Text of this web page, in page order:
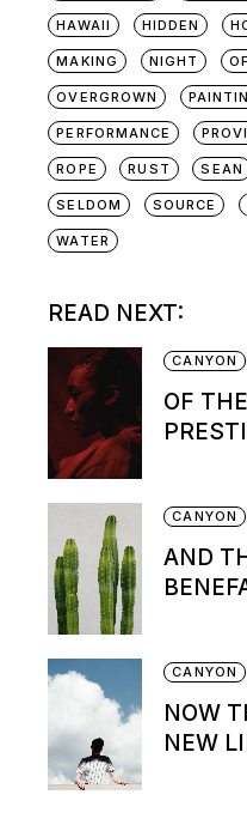
HAWAII HIDDEN
MAKING NIGHT
OVERGROWN
PERFORMANCE
ROPE RUST SEAN
SELDOM SOURCE
WATER
READ NEXT:
CANYON
OF
CANYON
AND
CANYON
NOW
NEW